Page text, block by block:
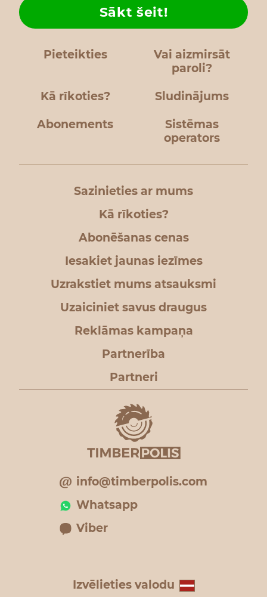
Pieteikties
Vai aizmirsāt
paroli?
Kā rīkoties?
Sākt šeit!
Sludinājums
Abonements
Sistēmas
operators
Sazinieties ar mums
Kā rīkoties?
Abonēšanas cenas
Iesakiet jaunas iezīmes
Uzrakstiet mums atsauksmi
Uzaiciniet savus draugus
Reklāmas kampaņa
Partnerība
Partneri
info@timberpolis.com
Whatsapp
Viber
Izvēlieties valodu